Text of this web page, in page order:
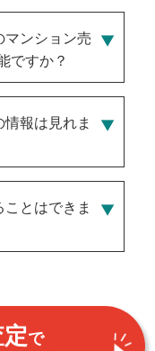
181
マンション売
ですか？
報は見れま
とはできま
で